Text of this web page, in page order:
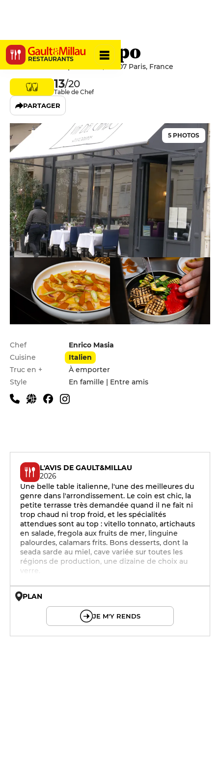
RESTAURANTS
Via Del Campo
22 Rue du Champ de Mars, 75007 Paris, France
13/20
Table de Chef
PARTAGER
5 PHOTOS
Infos pratiques
Chef
Enrico Masia
Cuisine
Italien
Truc en +
À emporter
Style
En famille | Entre amis
L'AVIS DE GAULT&MILLAU
2026
Une belle table italienne, l'une des meilleures du
genre dans l'arrondissement. Le coin est chic, la
petite terrasse très demandée quand il ne fait ni
trop chaud ni trop froid, et les spécialités
attendues sont au top : vitello tonnato, artichauts
en salade, fregola aux fruits de mer, linguine
palourdes, calamars frits. Bons desserts, dont la
seada sarde au miel, cave variée sur toutes les
régions de production, une dizaine de choix au
verre.
PLAN
JE M'Y RENDS